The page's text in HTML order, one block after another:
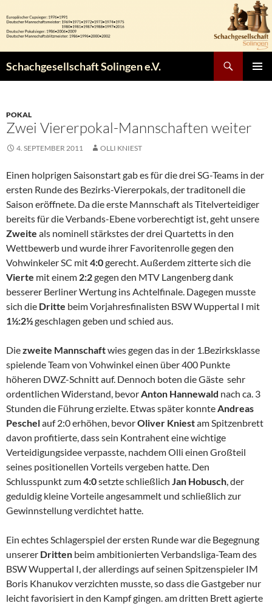
Inhalt
springen
Schachgesellschaft Solingen e.V.
POKAL
Zwei Viererpokal-Mannschaften weiter
4. SEPTEMBER 2011 OLLI KNIEST
Einen holprigen Saisonstart gab es für die drei SG-Teams in der
ersten Runde des Bezirks-Viererpokals, der traditonell die
Saison eröffnete. Da die erste Mannschaft als Titelverteidiger
bereits für die Verbands-Ebene vorberechtigt ist, geht unsere
Zweite als nominell stärkstes der drei Quartetts in den
Wettbewerb und wurde ihrer Favoritenrolle gegen den
Vohwinkeler SC mit4:0gerecht. Außerdem zitterte sich die
Vierte mit einem 2:2gegen den MTV Langenberg dank
besserer Berliner Wertung ins Achtelfinale. Dagegen musste
sich die Dritte beim Vorjahresfinalisten BSW Wuppertal I mit
1½:2½geschlagen geben und schied aus.
Diezweite Mannschaftwies gegen das in der 1.Bezirksklasse
spielende Team von Vohwinkel einen über 400 Punkte
höheren DWZ-Schnitt auf. Dennoch boten die Gäste sehr
ordentlichen Widerstand, bevorAnton Hannewald nach ca. 3
Stunden die Führung erzielte. Etwas später konnteAndreas
Peschelauf 2:0 erhöhen, bevorOliver Kniestam Spitzenbrett
davon profitierte, dass sein Kontrahent eine wichtige
Verteidigungsidee verpasste, nachdem Olli einen Großteil
seines positionellen Vorteils vergeben hatte. Den
Schlusspunkt zum4:0setzte schließlich Jan Hobusch, der
geduldig kleine Vorteile angesammelt und schließlich zur
Gewinnstellung verdichtet hatte.
Ein echtes Schlagerspiel der ersten Runde war die Begegnung
unserer Dritten beim ambitionierten Verbandsliga-Team des
BSW Wuppertal I, der allerdings auf seinen Spitzenspieler IM
Boris Khanukov verzichten musste, so dass die Gastgeber nur
leicht favorisiert in den Kampf gingen. am dritten Brett agierte